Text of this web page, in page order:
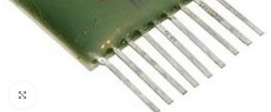
Нажмите, чтобы увеличить